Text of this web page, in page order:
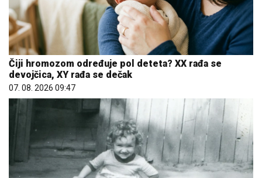
Čiji hromozom određuje pol deteta? XX rađa se
devojčica, XY rađa se dečak
07. 08. 2026 09:47